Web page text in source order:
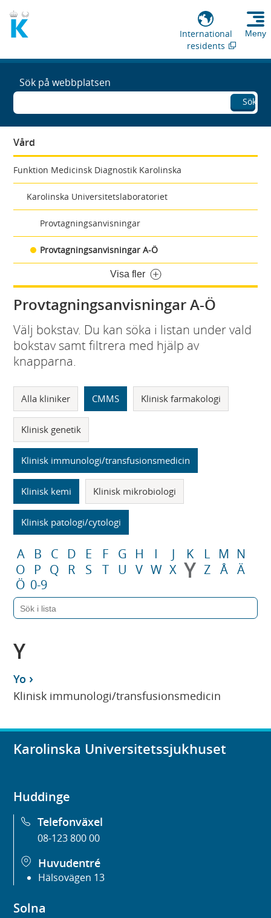
International
residents
Meny
Sök på webbplatsen
Sök
Vård
Funktion Medicinsk Diagnostik Karolinska
Karolinska Universitetslaboratoriet
Provtagningsanvisningar
Provtagningsanvisningar A-Ö
Visa fler
Provtagningsanvisningar A-Ö
Välj bokstav. Du kan söka i listan under vald
bokstav samt filtrera med hjälp av
knapparna.
Alla kliniker CMMS Klinisk farmakologi
Klinisk genetik
Klinisk immunologi/transfusionsmedicin
Klinisk kemi Klinisk mikrobiologi
Klinisk patologi/cytologi
A B C D E F G H I J K L M N
O
P Q R S T U V W X Y Z Å Ä
Ö 0-9
Y
Yo
Klinisk immunologi/transfusionsmedicin
Karolinska Universitetssjukhuset
Huddinge
Telefonväxel
08-123 800 00
Huvudentré
Hälsovägen 13
Solna